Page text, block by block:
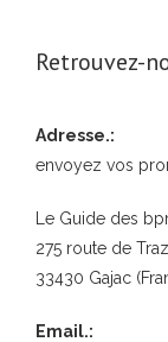
Retrouvez-
Adresse.:
envoyez vos
Le Guide des
275 route de
33430 Gajac
Email.: